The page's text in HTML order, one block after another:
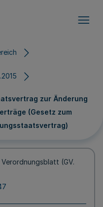
zur Änderung
(Gesetz zum
Verordnungsblatt (GV.